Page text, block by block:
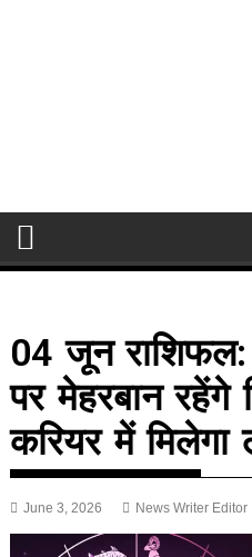
04 जून
पर मेहरबान
करियर में मिलेगा
June 3, 2026 News Writer Editor